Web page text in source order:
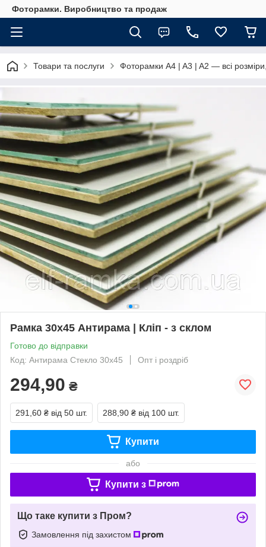
Фоторамки. Виробництво та продаж
Товари та послуги Фоторамки A4 | A3 | A2 — всі
Рамка 30х45 Антирама | Кліп - з склом
Готово до відправки
Код: Антирама Стекло 30х45
Опт і роздріб
294,90 ₴
291,60 ₴ від 50 шт. 288,90 ₴ від 100 шт.
Купити
або
Купити з
Що таке купити з Пром?
Замовлення під захистом